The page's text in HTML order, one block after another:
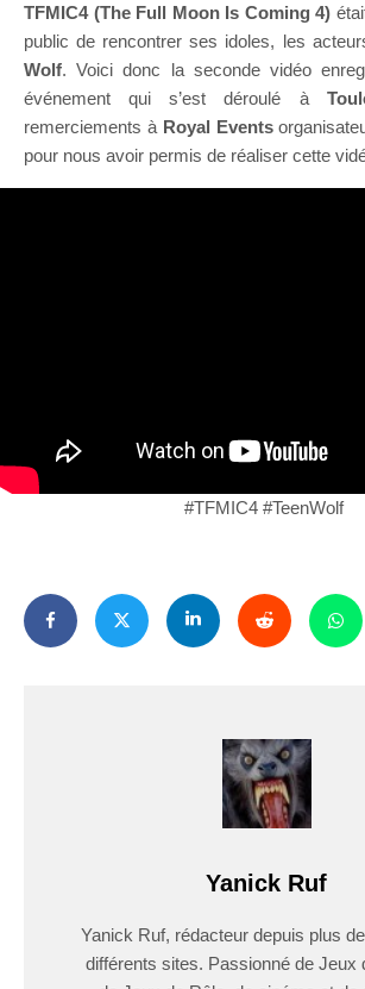
TFMIC4 (The Full Moon Is Coming 4)
public de rencontrer ses idoles, les
Wolf. Voici donc la seconde vidéo
événement qui s’est déroulé à
remerciements à Royal Events
pour nous avoir permis de réaliser cette
#TFMIC4 #TeenWolf
Yanick Ruf
Yanick Ruf, rédacteur depuis plus
différents sites. Passionné de Jeux